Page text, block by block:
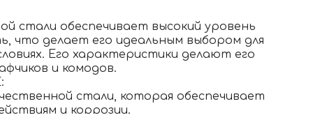
стали обеспечивает высокий уровень
что делает его идеальным выбором для
Его характеристики делают его
и комодов.
стали, которая обеспечивает
и коррозии.